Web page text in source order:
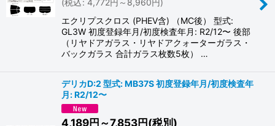
(税込: 4,772円 ～8,960円)
エクリプスクロス (PHEV含) （MC後） 型式:
GL3W 初度登録年月/初度検査年月: R2/12〜 後部
（リヤドアガラス・リヤドアクォーターガラス・
バックガラス 合計ガラス枚数5枚） …
デリカD:2 型式: MB37S 初度登録年月/初度検査年
月: R2/12〜
4,189円～7,853円(税別)